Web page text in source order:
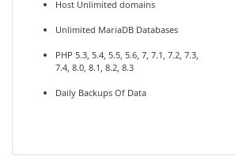
Host Unlimited domains
Unlimited MariaDB Databases
PHP 5.3, 5.4, 5.5, 5.6, 7, 7.1, 7.2, 7.3,
7.4, 8.0, 8.1, 8.2, 8.3
Daily Backups Of Data